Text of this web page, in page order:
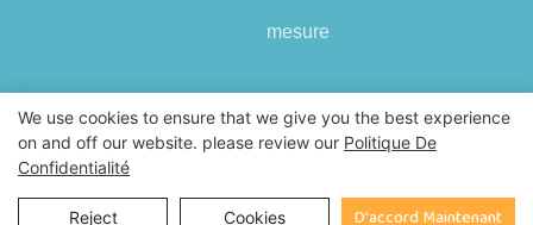
mesure
Droits d'auteur © 2026 Shenzhen Demeng Toy Co.,Ltd |
site
We use cookies to ensure that we give you the best experience
on and off our website. please review our Politique De
Confidentialité
Reject Cookies D'accord Maintenant